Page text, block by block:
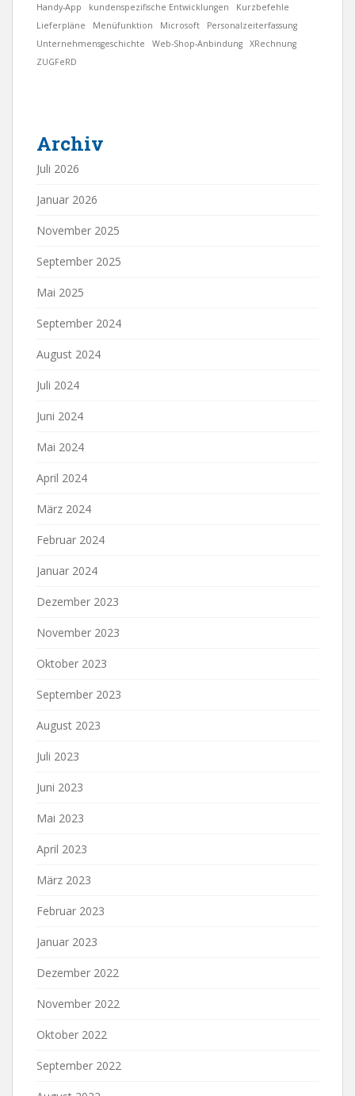
Handy-App
kundenspezifische Entwicklungen
Kurzbefehle
Lieferpläne
Menüfunktion Microsoft
Personalzeiterfassung
Unternehmensgeschichte
Web-Shop-Anbindung
XRechnung
ZUGFeRD
Archiv
Juli 2026
Januar 2026
November 2025
September 2025
Mai 2025
September 2024
August 2024
Juli 2024
Juni 2024
Mai 2024
April 2024
März 2024
Februar 2024
Januar 2024
Dezember 2023
November 2023
Oktober 2023
September 2023
August 2023
Juli 2023
Juni 2023
Mai 2023
April 2023
März 2023
Februar 2023
Januar 2023
Dezember 2022
November 2022
Oktober 2022
September 2022